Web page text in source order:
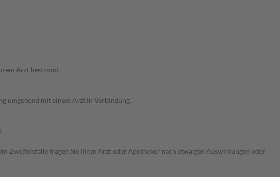
Arzt bestimmt.
umgehend mit einem Arzt in Verbindung.
Zweifelsfalle fragen Sie Ihren Arzt oder Apotheker nach etwaigen Auswirkungen oder